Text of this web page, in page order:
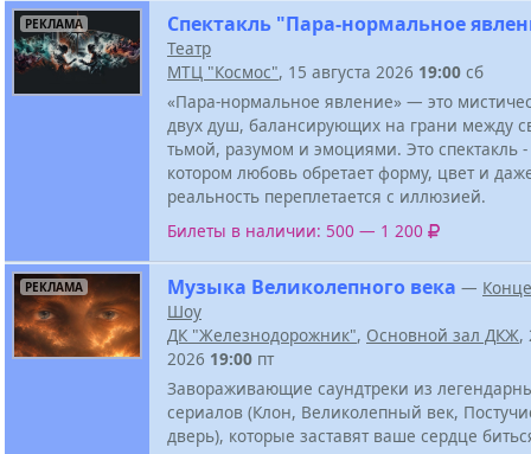
РЕКЛАМА Спектакль "Пара-нормальное
Театр
МТЦ "Космос", 15 августа 2026 19:00 сб
«Пара-нормальное явление» — это
двух душ, балансирующих на грани между
тьмой, разумом и эмоциями. Это спектакль -
котором любовь обретает форму, цвет и
реальность переплетается с иллюзией.
Билеты в наличии: 500 — 1 200
РЕКЛАМА Музыка Великолепного века —
Шоу
ДК "Железнодорожник", Основной зал ДКЖ,
2026 19:00 пт
Завораживающие саундтреки из
сериалов (Клон, Великолепный век,
дверь), которые заставят ваше сердце